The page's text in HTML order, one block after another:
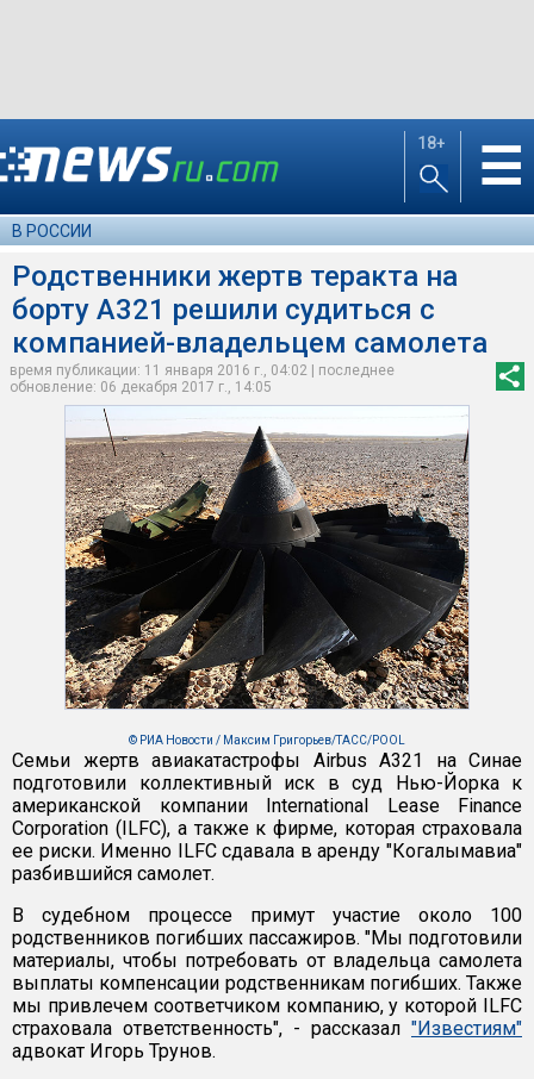
18+ ☰
В РОССИИ
Родственники жертв теракта на
борту A321 решили судиться с
компанией-владельцем самолета
время публикации: 11 января 2016 г., 04:02 | последнее
обновление: 06 декабря 2017 г., 14:05
© РИА Новости / Максим Григорьев/ТАСС/POOL
Семьи жертв авиакатастрофы Airbus A321 на Синае
подготовили коллективный иск в суд Нью-Йорка к
американской компании International Lease Finance
Corporation (ILFC), а также к фирме, которая страховала
ее риски. Именно ILFC сдавала в аренду "Когалымавиа"
разбившийся самолет.
В судебном процессе примут участие около 100
родственников погибших пассажиров. "Мы подготовили
материалы, чтобы потребовать от владельца самолета
выплаты компенсации родственникам погибших. Также
мы привлечем соответчиком компанию, у которой ILFC
страховала ответственность", - рассказал "Известиям"
адвокат Игорь Трунов.